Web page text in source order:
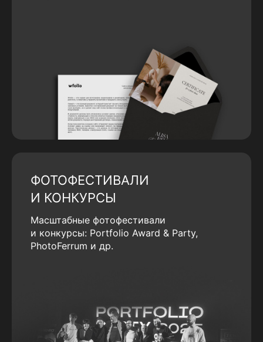
ФОТОФЕСТИВАЛИ
И КОНКУРСЫ
Масштабные фотофестивали
и конкурсы: Portfolio Award & Party,
PhotoFerrum и др.